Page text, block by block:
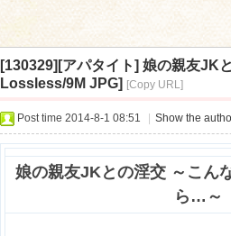
›
[130329][アパタイト] 娘の親友JK
Lossless/9M JPG] [Copy URL]
Post time 2014-8-1 08:51 Show the
娘の親友JKとの淫交 ～こん
ら…～